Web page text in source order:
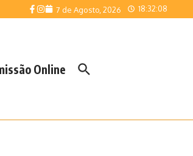
7 de Agosto, 2026 18:32:08
Online